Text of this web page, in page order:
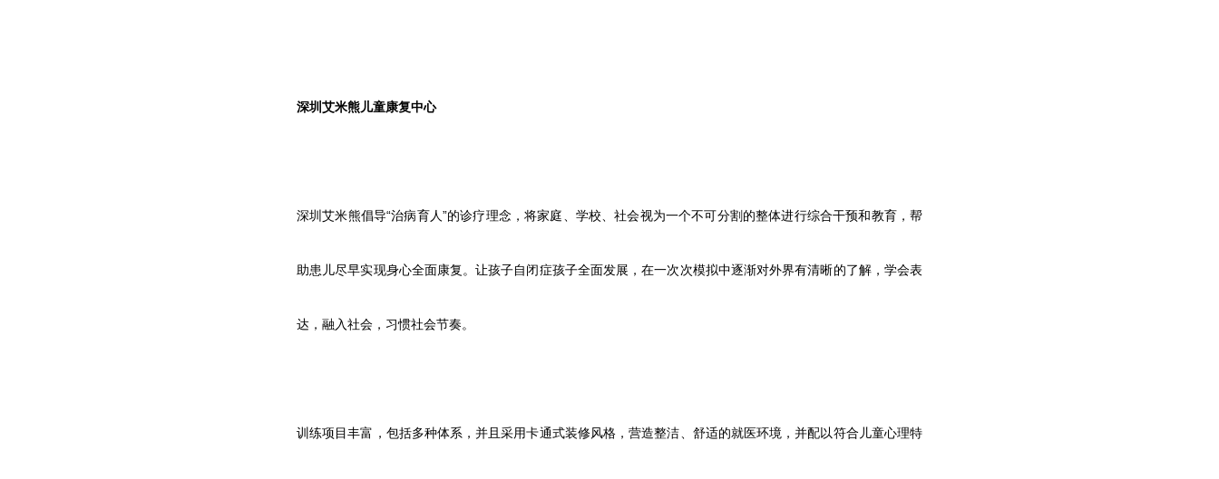
深圳艾米熊儿童康复中心
深圳艾米熊倡导“治病育人”的诊疗理念，将家庭、学校、社会视为一个不可分割的整体进行综合干预和教育，帮
助患儿尽早实现身心全面康复。让孩子自闭症孩子全面发展，在一次次模拟中逐渐对外界有清晰的了解，学会表
达，融入社会，习惯社会节奏。
训练项目丰富，包括多种体系，并且采用卡通式装修风格，营造整洁、舒适的就医环境，并配以符合儿童心理特